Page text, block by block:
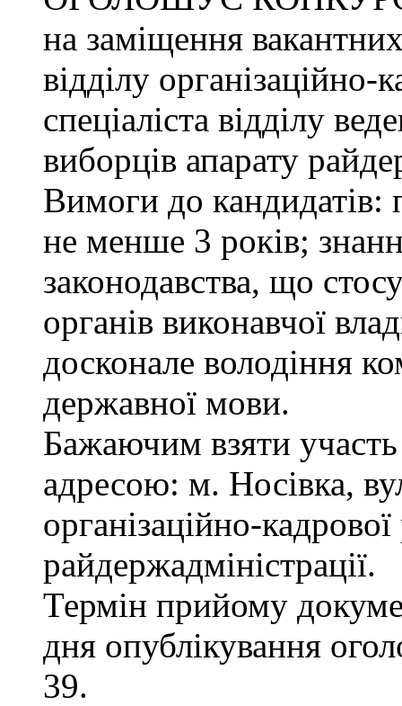
на заміщення
відділу
спеціаліста відділу
виборців апарату
Вимоги до кандидатів:
не менше 3 років;
законодавства, що
органів виконавчої
досконале володіння
державної мови.
Бажаючим взяти участь
адресою: м. Носівка,
організаційно-
райдержадміністрації.
Термін прийому
дня опублікування
39.